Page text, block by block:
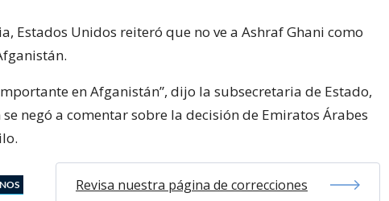
Estados Unidos reiteró que no ve a Ashraf Ghani como
en Afganistán”, dijo la subsecretaria de Estado,
negó a comentar sobre la decisión de Emiratos Árabes
Revisa nuestra página de correcciones